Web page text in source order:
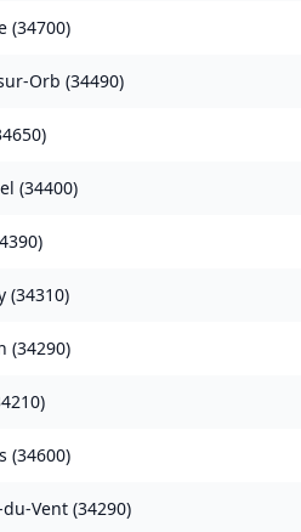
(34700)
Orb (34490)
)
(34400)
)
(34310)
(34290)
)
(34600)
Vent (34290)